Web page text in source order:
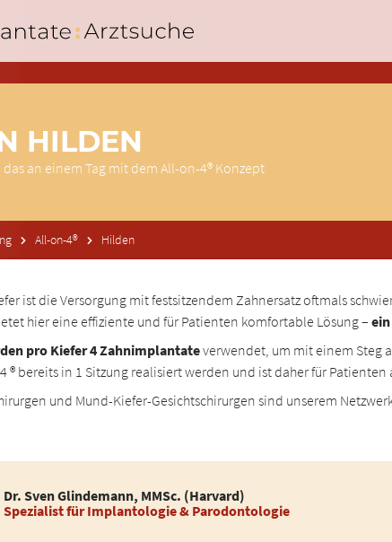
HILDEN
an einem Tag mit dem All-on-4® Konzept
All-on-4® Hilden
ist die Versorgung mit festsitzendem Zahnersatz oftmals
hier eine effiziente und für Patienten komfortable Lösung –
pro Kiefer 4 Zahnimplantateverwendet, um mit einem Steg
® bereits in 1 Sitzung realisiert werden und ist daher für
und Mund-Kiefer-Gesichtschirurgen sind unserem
Dr. Sven Glindemann, MMSc. (Harvard)
Spezialist für Implantologie & Parodontologie